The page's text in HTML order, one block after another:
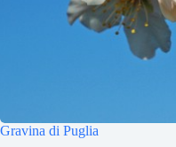
Gravina di Puglia